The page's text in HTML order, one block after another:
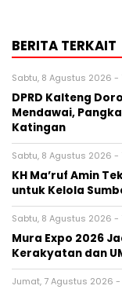
BERITA TERKAIT
Sabtu, 8 Agustus 2026 -
DPRD Kalteng
Mendawai,
Katingan
Sabtu, 8 Agustus 2026 -
KH Ma’ruf Amin
untuk Kelola
Sabtu, 8 Agustus 2026 -
Mura Expo 2026
Kerakyatan dan
Jumat, 7 Agustus 2026 -